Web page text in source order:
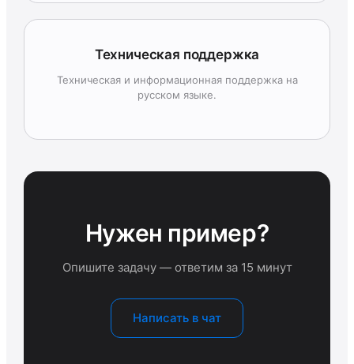
Техническая поддержка
Техническая и информационная поддержка на
русском языке.
Нужен пример?
Опишите задачу — ответим за 15 минут
Написать в чат